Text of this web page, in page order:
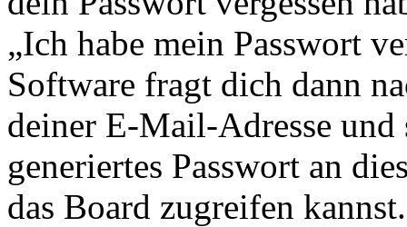
„Ich habe mein Passwort
Software fragt dich dann
deiner E-Mail-Adresse und
generiertes Passwort an
das Board zugreifen kannst.